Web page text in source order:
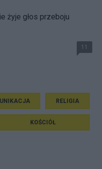
żyje głos przeboju
11
RELIGIA
KOŚCIÓŁ